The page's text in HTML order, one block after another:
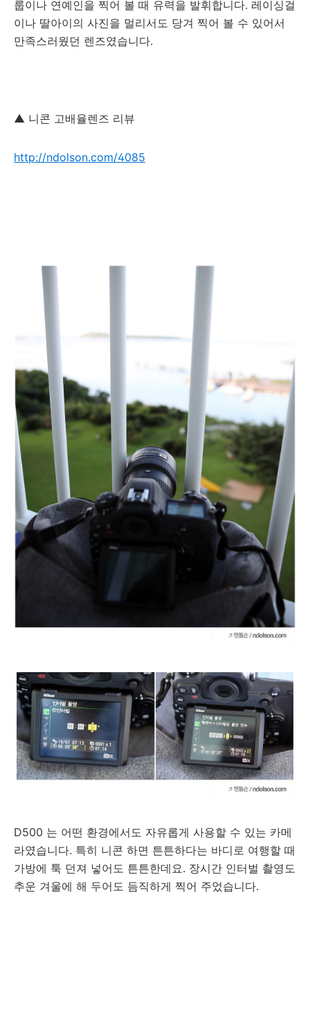
룹이나 연예인을 찍어 볼 때 유력을 발휘합니다. 레이싱걸
이나 딸아이의 사진을 멀리서도 당겨 찍어 볼 수 있어서
만족스러웠던 렌즈였습니다.
▲ 니콘 고배율렌즈 리뷰
http://ndolson.com/4085
D500 는 어떤 환경에서도 자유롭게 사용할 수 있는 카메
라였습니다. 특히 니콘 하면 튼튼하다는 바디로 여행할 때
가방에 툭 던져 넣어도 튼튼한데요. 장시간 인터벌 촬영도
추운 겨울에 해 두어도 듬직하게 찍어 주었습니다.